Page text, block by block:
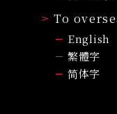
To
English
繁體字
简体字